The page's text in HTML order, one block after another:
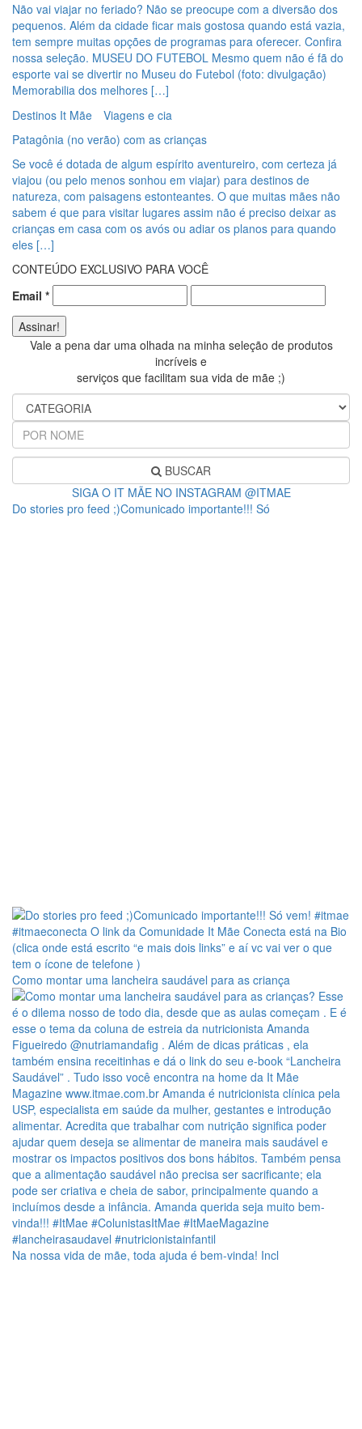
Não vai viajar no feriado? Não se preocupe com a diversão dos
pequenos. Além da cidade ficar mais gostosa quando está vazia,
tem sempre muitas opções de programas para oferecer. Confira
nossa seleção. MUSEU DO FUTEBOL Mesmo quem não é fã do
esporte vai se divertir no Museu do Futebol (foto: divulgação)
Memorabilia dos melhores […]
Destinos It Mãe
Viagens e cia
Patagônia (no verão) com as crianças
Se você é dotada de algum espírito aventureiro, com certeza já
viajou (ou pelo menos sonhou em viajar) para destinos de
natureza, com paisagens estonteantes. O que muitas mães não
sabem é que para visitar lugares assim não é preciso deixar as
crianças em casa com os avós ou adiar os planos para quando
eles […]
CONTEÚDO EXCLUSIVO PARA VOCÊ
Email *
Vale a pena dar uma olhada na minha seleção de produtos
incríveis e
serviços que facilitam sua vida de mãe ;)
BUSCAR
SIGA O IT MÃE NO INSTAGRAM @ITMAE
Do stories pro feed ;)Comunicado importante!!! Só
Como montar uma lancheira saudável para as criança
Na nossa vida de mãe, toda ajuda é bem-vinda! Incl